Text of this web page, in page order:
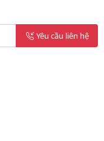
Yêu cầu liên hệ